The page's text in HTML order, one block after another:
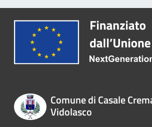
Comune di Casale
Vidolasco